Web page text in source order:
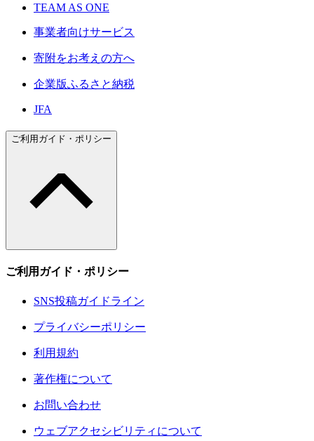
TEAM AS ONE
事業者向けサービス
寄附をお考えの方へ
企業版ふるさと納税
JFA
ご利用ガイド・ポリシー
ご利用ガイド・ポリシー
SNS投稿ガイドライン
プライバシーポリシー
利用規約
著作権について
お問い合わせ
ウェブアクセシビリティについて